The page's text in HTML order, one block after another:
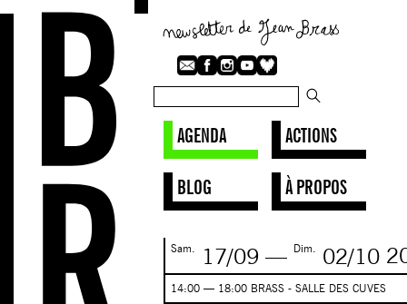
AGENDA ACTIONS
BLOG À PROPOS
Sam. 17/09— Dim. 02/10
14:00 — 18:00 BRASS - SALLE DES CUVES